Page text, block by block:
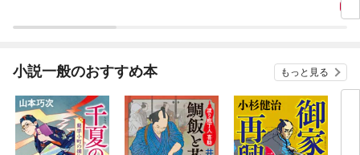
小説一般のおすすめ本 もっと見る